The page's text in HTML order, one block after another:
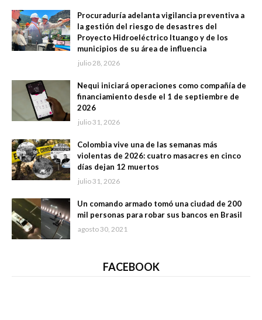
Procuraduría adelanta vigilancia preventiva a
la gestión del riesgo de desastres del
Proyecto Hidroeléctrico Ituango y de los
municipios de su área de influencia
julio 28, 2026
Nequi iniciará operaciones como compañía de
financiamiento desde el 1 de septiembre de
2026
julio 31, 2026
Colombia vive una de las semanas más
violentas de 2026: cuatro masacres en cinco
días dejan 12 muertos
julio 31, 2026
Un comando armado tomó una ciudad de 200
mil personas para robar sus bancos en Brasil
agosto 30, 2021
FACEBOOK